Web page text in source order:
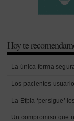
Hoy te
La única forma
Los pacientes
La Efpia ‘persigue’
Un compromiso que